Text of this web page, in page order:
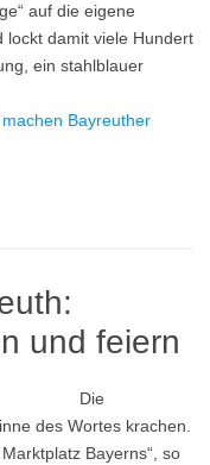
auf die eigene
lockt damit viele Hundert
ein stahlblauer
Bayreuther
und feiern
Die
des Wortes krachen.
Bayerns“, so